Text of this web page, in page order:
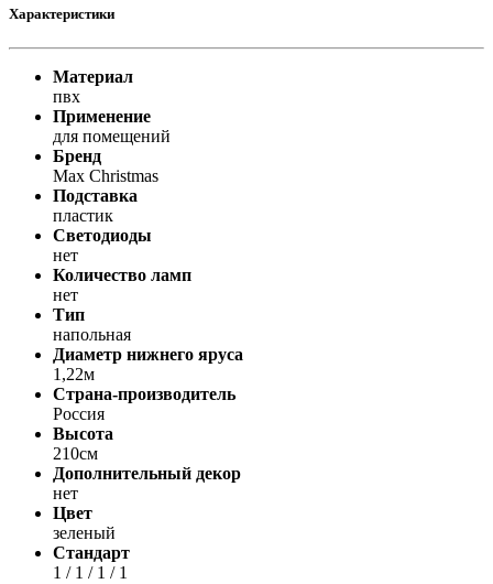
Характеристики
Материал
пвх
Применение
для помещений
Бренд
Max Christmas
Подставка
пластик
Светодиоды
нет
Количество ламп
нет
Тип
напольная
Диаметр нижнего яруса
1,22м
Страна-производитель
Россия
Высота
210см
Дополнительный декор
нет
Цвет
зеленый
Стандарт
1 / 1 / 1 / 1